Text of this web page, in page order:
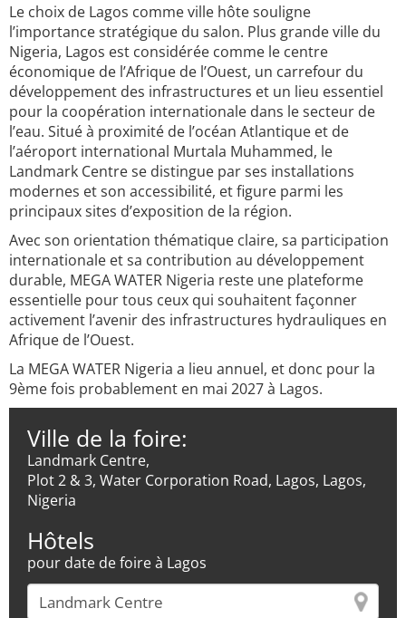
Le choix de Lagos comme ville hôte souligne
l’importance stratégique du salon. Plus grande ville du
Nigeria, Lagos est considérée comme le centre
économique de l’Afrique de l’Ouest, un carrefour du
développement des infrastructures et un lieu essentiel
pour la coopération internationale dans le secteur de
l’eau. Situé à proximité de l’océan Atlantique et de
l’aéroport international Murtala Muhammed, le
Landmark Centre se distingue par ses installations
modernes et son accessibilité, et figure parmi les
principaux sites d’exposition de la région.
Avec son orientation thématique claire, sa participation
internationale et sa contribution au développement
durable, MEGA WATER Nigeria reste une plateforme
essentielle pour tous ceux qui souhaitent façonner
activement l’avenir des infrastructures hydrauliques en
Afrique de l’Ouest.
La MEGA WATER Nigeria a lieu annuel, et donc pour la
9ème fois probablement en mai 2027 à Lagos.
Ville de la foire:
Landmark Centre,
Plot 2 & 3, Water Corporation Road, Lagos, Lagos,
Nigeria
Hôtels
pour date de foire à Lagos